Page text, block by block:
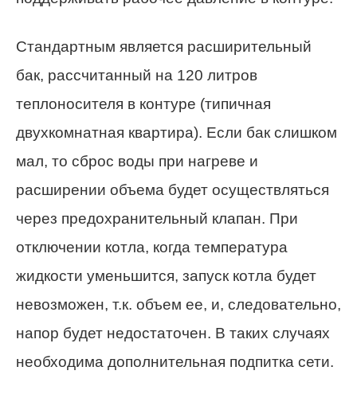
Стандартным является расширительный
бак, рассчитанный на 120 литров
теплоносителя в контуре (типичная
двухкомнатная квартира). Если бак слишком
мал, то сброс воды при нагреве и
расширении объема будет осуществляться
через предохранительный клапан. При
отключении котла, когда температура
жидкости уменьшится, запуск котла будет
невозможен, т.к. объем ее, и, следовательно,
напор будет недостаточен. В таких случаях
необходима дополнительная подпитка сети.